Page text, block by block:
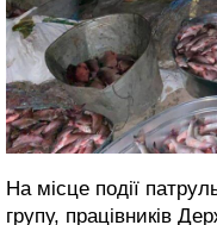
На місце події
групу, працівників